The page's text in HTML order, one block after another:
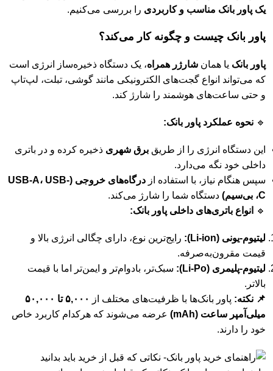
یک پاور بانک مناسب و کاربردی را بررسی می‌کنیم.
پاور بانک چیست و چگونه کار می‌کند؟
پاور بانک یا همان شارژر همراه، یک دستگاه ذخیره‌ساز انرژی است
که می‌تواند انواع گجت‌های الکترونیکی مانند گوشی، تبلت، لپ‌تاپ
و حتی ساعت‌های هوشمند را شارژ کند.
🔹 نحوه عملکرد پاور بانک:
این دستگاه انرژی را از طریق برق شهری ذخیره کرده و در باتری
داخلی خود نگه می‌دارد.
سپس هنگام نیاز، با استفاده از
درگاه‌های خروجی (USB-A، USB-
C، بی‌سیم)
دستگاه شما را شارژ می‌کند.
🔹
انواع باتری‌های داخلی پاور بانک:
لیتیوم-یونی (Li-ion):
رایج‌ترین نوع، دارای چگالی انرژی بالا و
قیمت مقرون‌به‌صرفه.
لیتیوم-پلیمری (Li-Po):
سبک‌تر، بادوام‌تر و ایمن‌تر اما با قیمت
بالاتر.
📌 نکته: پاور بانک‌ها با ظرفیت‌های مختلف از
۵,۰۰۰ تا ۵۰,۰۰۰
میلی‌آمپر ساعت (mAh)
عرضه می‌شوند که هرکدام کاربرد خاص
خود را دارند.